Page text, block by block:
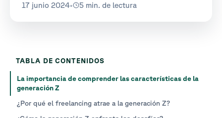
17 junio 2024• 5 min. de lectura
TABLA DE CONTENIDOS
La importancia de comprender las características de la
generación Z
¿Por qué el freelancing atrae a la generación Z?